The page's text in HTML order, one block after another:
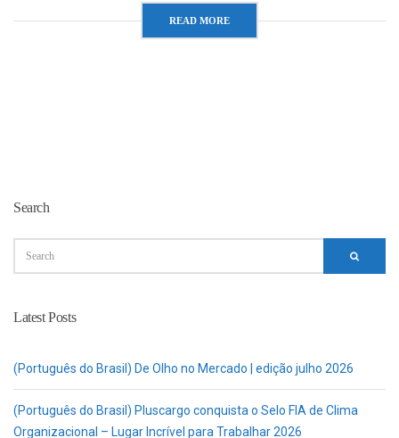
READ MORE
Search
Latest Posts
(Português do Brasil) De Olho no Mercado | edição julho 2026
(Português do Brasil) Pluscargo conquista o Selo FIA de Clima
Organizacional – Lugar Incrível para Trabalhar 2026